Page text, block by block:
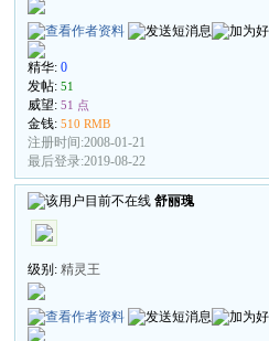
精华:0
发帖:51
威望:51 点
金钱:510 RMB
注册时间:2008-01-21
最后登录:2019-08-22
舒丽瑰
级别:精灵王